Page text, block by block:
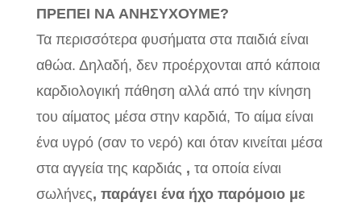
ΠΡΕΠΕΙ ΝΑ ΑΝΗΣΥΧΟΥΜΕ?
Τα περισσότερα φυσήματα στα παιδιά είναι
αθώα. Δηλαδή, δεν προέρχονται από κάποια
καρδιολογική πάθηση αλλά από την κίνηση
του αίματος μέσα στην καρδιά, Το αίμα είναι
ένα υγρό (σαν το νερό) και όταν κινείται μέσα
στα αγγεία της καρδιάς , τα οποία είναι
σωλήνες, παράγει ένα ήχο παρόμοιο με